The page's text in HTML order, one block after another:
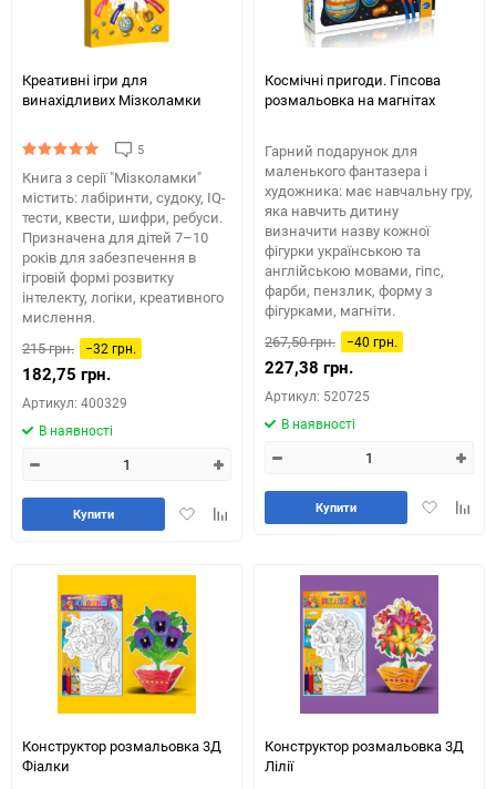
Креативні ігри для
винахідливих Мізколамки
5
Книга з серії "Мізколамки"
містить: лабіринти, судоку, IQ-
тести, квести, шифри, ребуси.
Призначена для дітей 7–10
років для забезпечення в
ігровій формі розвитку
інтелекту, логіки, креативного
мислення.
215 грн.
−32 грн.
182,75 грн.
Артикул: 400329
В наявності
ДодатиДодайте
Купити
Космічні пригоди. Гіпсова
розмальовка на магнітах
Гарний подарунок для
маленького фантазера і
художника: має навчальну гру,
яка навчить дитину
визначити назву кожної
фігурки українською та
англійською мовами, гіпс,
фарби, пензлик, форму з
фігурками, магніти.
267,50 грн.
−40 грн.
227,38 грн.
Артикул: 520725
В наявності
Додати
Купити
Конструктор розмальовка 3Д
Фіалки
Конструктор розмальовка 3Д
Лілії